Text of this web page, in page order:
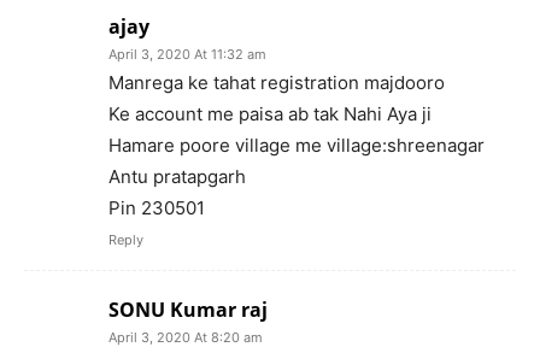
ajay
April 3, 2020 At 11:32 am
Manrega ke tahat registration majdooro
Ke account me paisa ab tak Nahi Aya ji
Hamare poore village me village:shreenagar
Antu pratapgarh
Pin 230501
Reply
SONU Kumar raj
April 3, 2020 At 8:20 am